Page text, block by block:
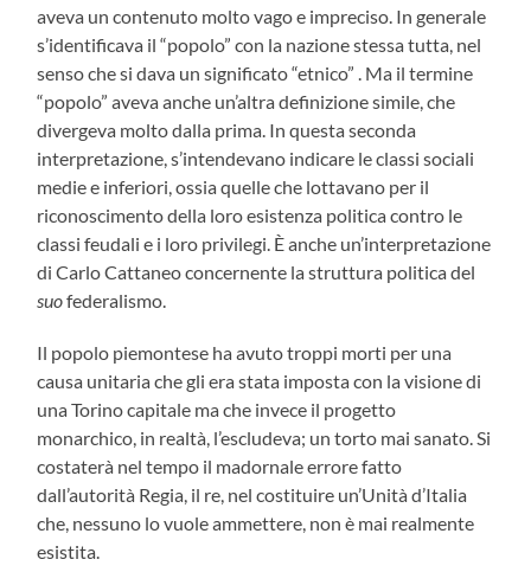
aveva un contenuto molto vago e impreciso. In generale
s’identificava il “popolo” con la nazione stessa tutta, nel
senso che si dava un significato “etnico” . Ma il termine
“popolo” aveva anche un’altra definizione simile, che
divergeva molto dalla prima. In questa seconda
interpretazione, s’intendevano indicare le classi sociali
medie e inferiori, ossia quelle che lottavano per il
riconoscimento della loro esistenza politica contro le
classi feudali e i loro privilegi. È anche un’interpretazione
di Carlo Cattaneo concernente la struttura politica del
suofederalismo.
Il popolo piemontese ha avuto troppi morti per una
causa unitaria che gli era stata imposta con la visione di
una Torino capitale ma che invece il progetto
monarchico, in realtà, l’escludeva; un torto mai sanato. Si
costaterà nel tempo il madornale errore fatto
dall’autorità Regia, il re, nel costituire un’Unità d’Italia
che, nessuno lo vuole ammettere, non è mai realmente
esistita.